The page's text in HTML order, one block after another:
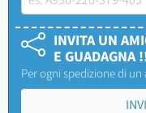
INVITA UN
E GUADAGNA
Per ogni spedizione di